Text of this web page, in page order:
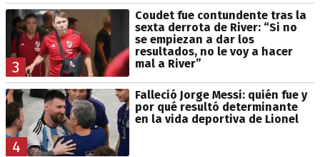
3
Coudet fue contundente tras la
sexta derrota de River: “Si no
se empiezan a dar los
resultados, no le voy a hacer
mal a River”
4
Falleció Jorge Messi: quién fue y
por qué resultó determinante
en la vida deportiva de Lionel